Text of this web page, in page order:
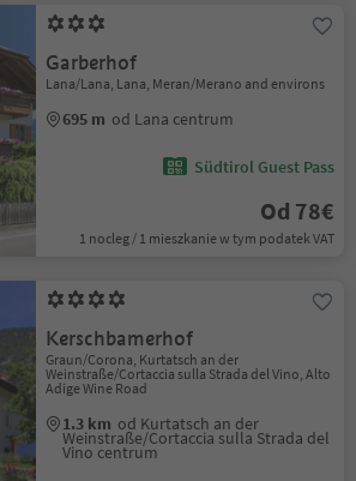
Garberhof
Lana/Lana, Lana, Meran/Merano and environs
695 m od Lana centrum
Südtirol Guest Pass
Od 78€
1 nocleg / 1 mieszkanie w tym podatek VAT
Kerschbamerhof
Graun/Corona, Kurtatsch an der
Weinstraße/Cortaccia sulla Strada del Vino, Alto
Adige Wine Road
1.3 km od Kurtatsch an der
Weinstraße/Cortaccia sulla Strada del
Vino centrum